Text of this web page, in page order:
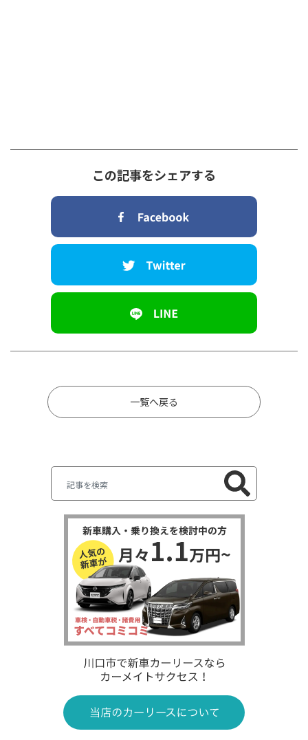
この記事をシェアする
一覧へ戻る